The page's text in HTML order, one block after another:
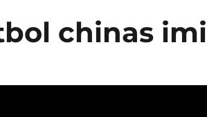
chinas